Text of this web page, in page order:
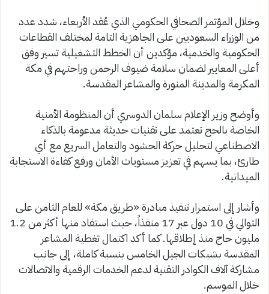
وخلال المؤتمر الصحافي الحكومي الذي عُقد الأربعاء، شدد عدد
من الوزراء السعوديين على الجاهزية التامة لمختلف القطاعات
الحكومية والخدمية، مؤكدين أن الخطط التشغيلية تسير وفق
أعلى المعايير لضمان سلامة ضيوف الرحمن وراحتهم في مكة
المكرمة والمدينة المنورة والمشاعر المقدسة.
وأوضح وزير الإعلام سلمان الدوسري أن المنظومة الأمنية
الخاصة بالحج تعتمد على تقنيات حديثة مدعومة بالذكاء
الاصطناعي لتحليل حركة الحشود والتعامل السريع مع أي
طارئ، بما يسهم في تعزيز مستويات الأمان ورفع كفاءة الاستجابة
الميدانية.
وأشار إلى استمرار تنفيذ مبادرة «طريق مكة» للعام الثامن على
التوالي في 10 دول عبر 17 منفذاً، حيث استفاد منها أكثر من 1.2
مليون حاج منذ إطلاقها. كما أكد اكتمال تغطية المشاعر
المقدسة بشبكات الجيل الخامس بنسبة كاملة، إلى جانب
مشاركة آلاف الكوادر التقنية لدعم الخدمات الرقمية والاتصالات
خلال الموسم.